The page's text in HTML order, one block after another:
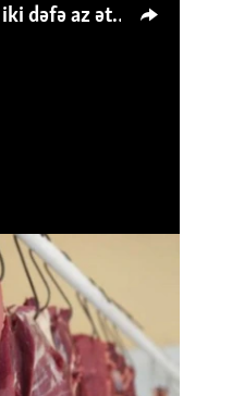
Azərbaycanlı avropalıdan iki dəfə az ət yeyir, amma... 'Qiymət artımı qaçılmazdır'
available